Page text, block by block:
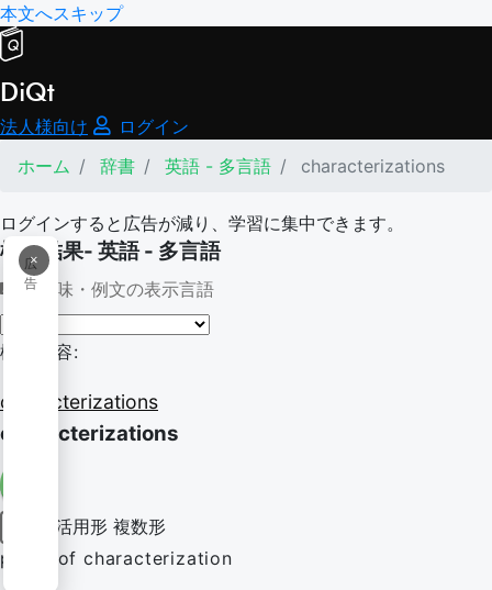
本文へスキップ
DiQt
法人様向け
ログイン
ホーム
辞書 英語 - 多言語 characterizations
ログインすると広告が減り、学習に集中できます。
×
広
告
検索結果- 英語 - 多言語
意味・例文の表示言語
検索内容:
characterizations
characterizations
活用形 複数形
plural of characterization